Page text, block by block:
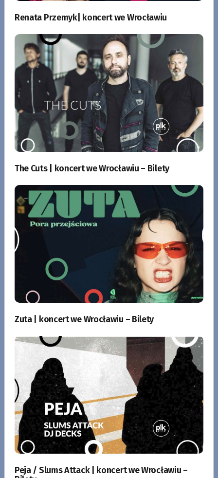
Renata Przemyk| koncert we Wrocławiu
The Cuts | koncert we Wrocławiu – Bilety
Zuta | koncert we Wrocławiu – Bilety
Peja / Slums Attack | koncert we Wrocławiu –